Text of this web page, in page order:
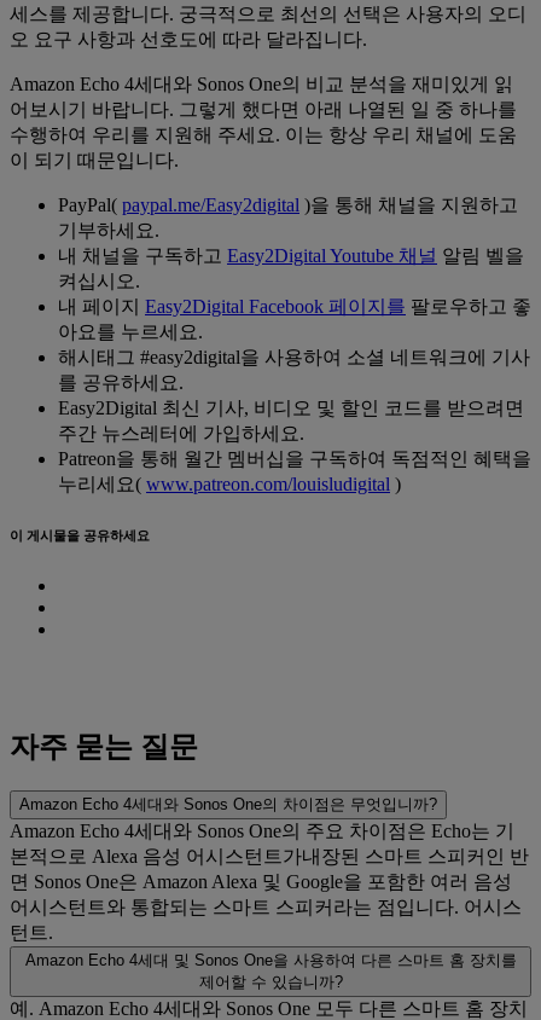
세스를 제공합니다. 궁극적으로 최선의 선택은 사용자의 오디
오 요구 사항과 선호도에 따라 달라집니다.
Amazon Echo 4세대와 Sonos One의 비교 분석을 재미있게 읽
어보시기 바랍니다. 그렇게 했다면 아래 나열된 일 중 하나를
수행하여 우리를 지원해 주세요. 이는 항상 우리 채널에 도움
이 되기 때문입니다.
PayPal( paypal.me/Easy2digital )을 통해 채널을 지원하고
기부하세요.
내 채널을 구독하고 Easy2Digital Youtube 채널 알림 벨을
켜십시오.
내 페이지 Easy2Digital Facebook 페이지를 팔로우하고 좋
아요를 누르세요.
해시태그 #easy2digital을 사용하여 소셜 네트워크에 기사
를 공유하세요.
Easy2Digital 최신 기사, 비디오 및 할인 코드를 받으려면
주간 뉴스레터에 가입하세요.
Patreon을 통해 월간 멤버십을 구독하여 독점적인 혜택을
누리세요( www.patreon.com/louisludigital )
이 게시물을 공유하세요
자주 묻는 질문
Amazon Echo 4세대와 Sonos One의 차이점은 무엇입니까?
Amazon Echo 4세대와 Sonos One의 주요 차이점은 Echo는 기
본적으로 Alexa 음성 어시스턴트가내장된 스마트 스피커인 반
면 Sonos One은 Amazon Alexa 및 Google을 포함한 여러 음성
어시스턴트와 통합되는 스마트 스피커라는 점입니다. 어시스
턴트.
Amazon Echo 4세대 및 Sonos One을 사용하여 다른 스마트 홈 장치를
제어할 수 있습니까?
예. Amazon Echo 4세대와 Sonos One 모두 다른 스마트 홈 장치